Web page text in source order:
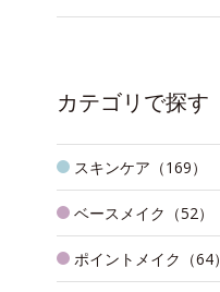
カテゴリで探す
スキンケア（169）
ベースメイク（52）
ポイントメイク（64）